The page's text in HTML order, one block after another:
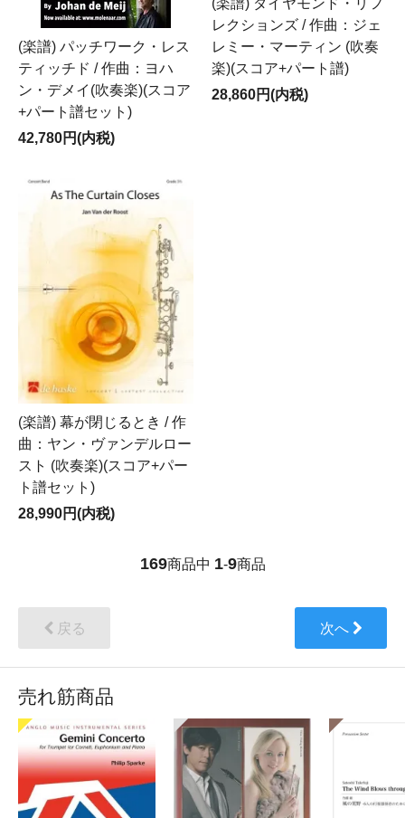
(楽譜) パッチワーク・レス
ティッチド / 作曲：ヨハ
ン・デメイ(吹奏楽)(スコア
+パート譜セット)
42,780円(内税)
レクションズ / 作曲：ジェ
レミー・マーティン (吹奏
楽)(スコア+パート譜)
28,860円(内税)
(楽譜) 幕が閉じるとき / 作
曲：ヤン・ヴァンデルロー
スト (吹奏楽)(スコア+パー
ト譜セット)
28,990円(内税)
169商品中 1-9商品
戻る 次へ
売れ筋商品